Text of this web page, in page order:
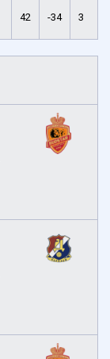
42 -34 3